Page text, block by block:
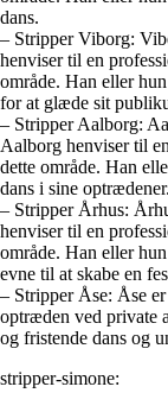
dans.
– Stripper Viborg:
henviser til en
område. Han eller
for at glæde sit
– Stripper Aalborg:
Aalborg henviser til
dette område. Han
dans i sine optrædener.
– Stripper Århus:
henviser til en
område. Han eller
evne til at skabe en
– Stripper Åse: Åse
optræden ved private
og fristende dans og
stripper-simone: